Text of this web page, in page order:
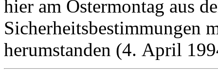
hier am Ostermontag aus
Sicherheitsbestimmungen
herumstanden (4. April